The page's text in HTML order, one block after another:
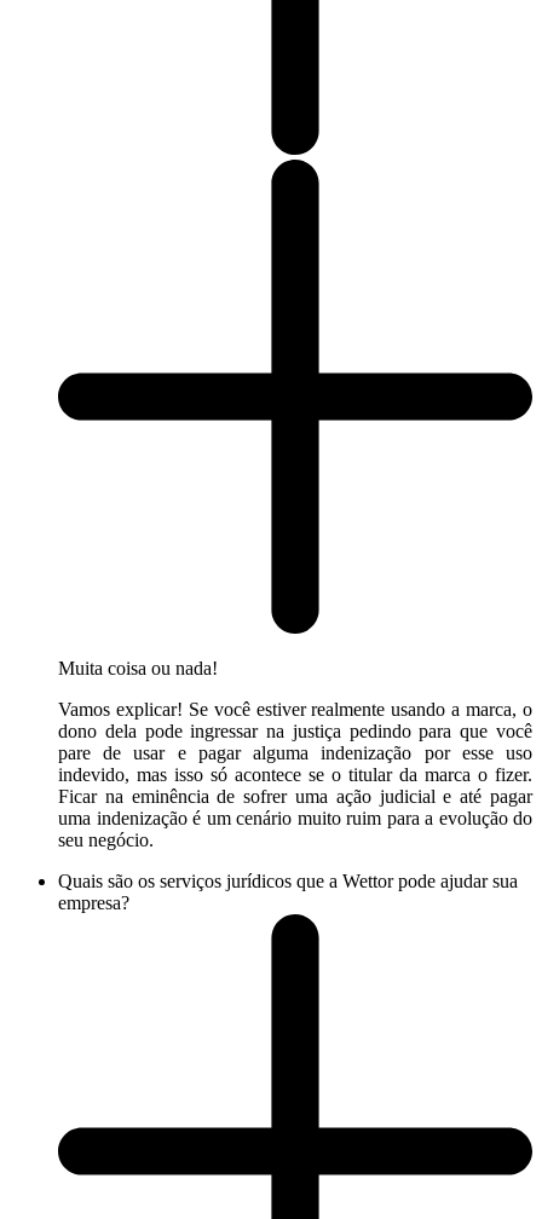
Muita coisa ou nada!
Vamos explicar! Se você estiver realmente usando a marca, o
dono dela pode ingressar na justiça pedindo para que você
pare de usar e pagar alguma indenização por esse uso
indevido, mas isso só acontece se o titular da marca o fizer.
Ficar na eminência de sofrer uma ação judicial e até pagar
uma indenização é um cenário muito ruim para a evolução do
seu negócio.
Quais são os serviços jurídicos que a Wettor pode ajudar sua
empresa?